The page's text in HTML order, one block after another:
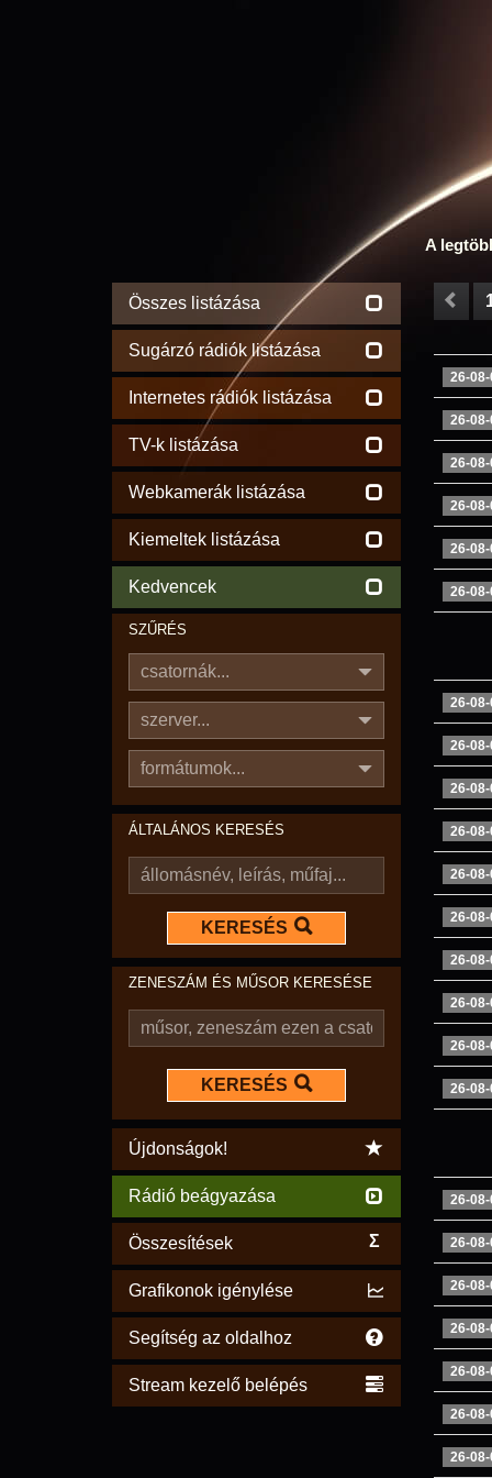
A
Összes listázása
Sugárzó rádiók listázása
Internetes rádiók listázása
TV-k listázása
Webkamerák listázása
Kiemeltek listázása
Kedvencek
SZŰRÉS
csatornák...
szerver...
formátumok...
ÁLTALÁNOS KERESÉS
KERESÉS
ZENESZÁM ÉS MŰSOR KERESÉSE
KERESÉS
Újdonságok!
Rádió beágyazása
Összesítések Σ
Grafikonok igénylése
Segítség az oldalhoz
Stream kezelő belépés
26-
26-
26-
26-
26-
26-
26-
26-
26-
26-
26-
26-
26-
26-
26-
26-
26-
26-
26-
26-
26-
26-
26-